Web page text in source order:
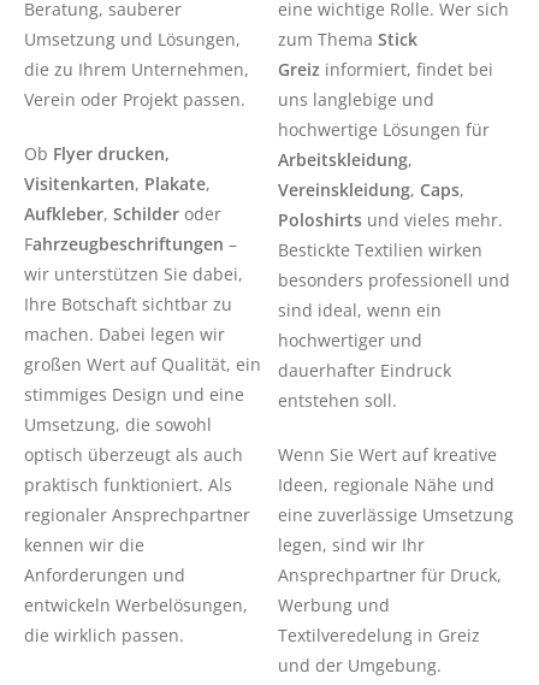
Beratung, sauberer
Umsetzung und Lösungen,
die zu Ihrem Unternehmen,
Verein oder Projekt passen.
Ob Flyer drucken,
Visitenkarten, Plakate,
Aufkleber, Schilder oder
Fahrzeugbeschriftungen –
wir unterstützen Sie dabei,
Ihre Botschaft sichtbar zu
machen. Dabei legen wir
großen Wert auf Qualität, ein
stimmiges Design und eine
Umsetzung, die sowohl
optisch überzeugt als auch
praktisch funktioniert. Als
regionaler Ansprechpartner
kennen wir die
Anforderungen und
entwickeln Werbelösungen,
die wirklich passen.
eine wichtige Rolle. Wer sich
zum Thema Stick
Greiz informiert, findet bei
uns langlebige und
hochwertige Lösungen für
Arbeitskleidung,
Vereinskleidung, Caps,
Poloshirts und vieles mehr.
Bestickte Textilien wirken
besonders professionell und
sind ideal, wenn ein
hochwertiger und
dauerhafter Eindruck
entstehen soll.
Wenn Sie Wert auf kreative
Ideen, regionale Nähe und
eine zuverlässige Umsetzung
legen, sind wir Ihr
Ansprechpartner für Druck,
Werbung und
Textilveredelung in Greiz
und der Umgebung.